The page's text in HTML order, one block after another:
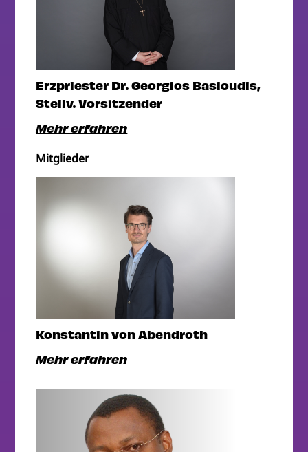
Erzpriester Dr. Georgios Basioudis,
Stellv. Vorsitzender
Mehr erfahren
Mitglieder
Konstantin von Abendroth
Mehr erfahren